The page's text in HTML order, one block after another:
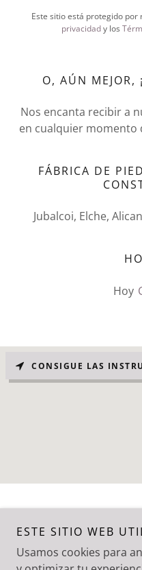
Este sitio está protegido por
privacidady los
O, AÚN MEJOR,
Nos encanta recibir a
en cualquier momento
FÁBRICA DE
Jubalcoi, Elche,
Hoy
CONSIGUE LAS
Copyright © 2021
ESTE SITIO WEB
Usamos cookies para